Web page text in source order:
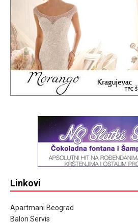
Linkovi
Apartmani Beograd
Balon Servis